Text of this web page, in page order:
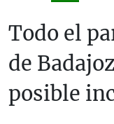
Todo el
de
posible